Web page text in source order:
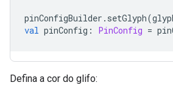
pinConfigBuilder . setGlyph(
val pinConfig : PinConfig =
Defina a cor do glifo: